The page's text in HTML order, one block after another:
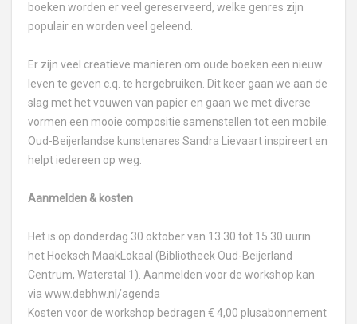
boeken worden er veel gereserveerd, welke genres zijn
populair en worden veel geleend.
Er zijn veel creatieve manieren om oude boeken een nieuw
leven te geven c.q. te hergebruiken. Dit keer gaan we aan de
slag met het vouwen van papier en gaan we met diverse
vormen een mooie compositie samenstellen tot een mobile.
Oud-Beijerlandse kunstenares Sandra Lievaart inspireert en
helpt iedereen op weg.
Aanmelden & kosten
Het is op donderdag 30 oktober van 13.30 tot 15.30 uurin
het Hoeksch MaakLokaal (Bibliotheek Oud-Beijerland
Centrum, Waterstal 1). Aanmelden voor de workshop kan
via www.debhw.nl/agenda
Kosten voor de workshop bedragen € 4,00 plusabonnement